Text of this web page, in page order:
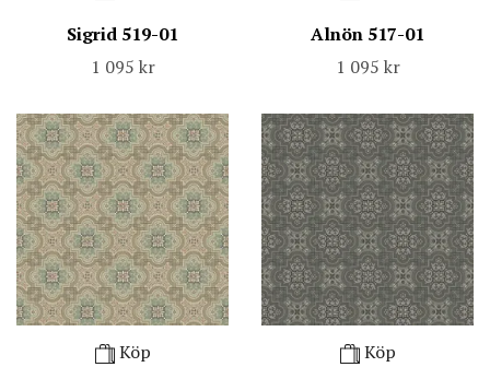
Sigrid 519-01
1 095 kr
Alnön 517-01
1 095 kr
Köp
Köp